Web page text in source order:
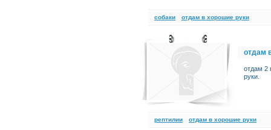
cобаки отдам в хорошие руки
отдам
отдам 2
руки.
рептилии отдам в хорошие руки